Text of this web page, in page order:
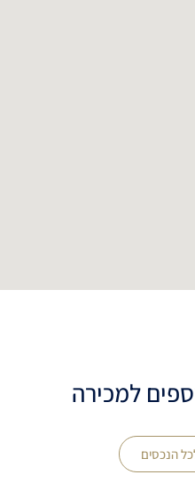
למכירה
הנכסים